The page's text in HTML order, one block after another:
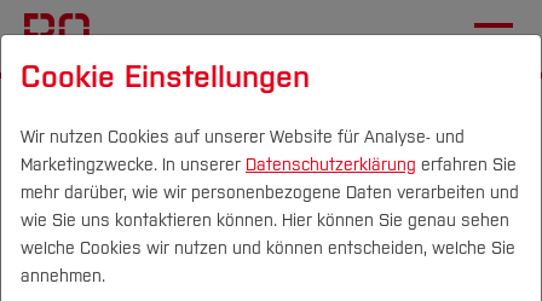
Campus Personen DE|EN Quicklinks
WomEngineer
Preise und Auszeichnungen
Menü aufklappen
Cookie Einstellungen
Wir nutzen Cookies auf unserer Website für Analyse- und
Marketingzwecke. In unserer Datenschutzerklärung erfahren Sie
mehr darüber, wie wir personenbezogene Daten verarbeiten und
wie Sie uns kontaktieren können. Hier können Sie genau sehen
welche Cookies wir nutzen und können entscheiden, welche Sie
annehmen.